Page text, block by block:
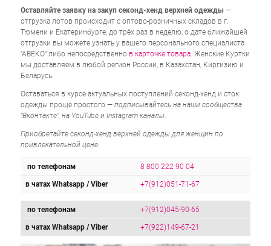
Оставляйте заявку на закуп секонд-хенд верхней одежды —
отгрузка лотов происходит с оптово-розничных складов в г.
Тюмени и Екатеринбурге, до трёх раз в неделю, о дате ближайшей
отгрузки вы можете узнать у вашего персонального специалиста
"АВЕКО" либо непосредственно в карточке товара. Женские Куртки
мы доставляем в любой регион России, в Казахстан, Киргизию и
Беларусь.
Оставаться в курсе актуальных поступлений секонд-хенд и сток
одежды проще простого — подписывайтесь на наши сообщества
"Вконтакте", на YouTube и Instagram каналы.
Приобретайте секонд-хенд верхней одежды для женщин по
привлекательной цене:
по телефонам 8 800 222 90 04
в чатах Whatsapp / Viber +7(912)051-71-67
по телефонам +7(912)045-90-65
в чатах Whatsapp / Viber +7(922)149-67-21